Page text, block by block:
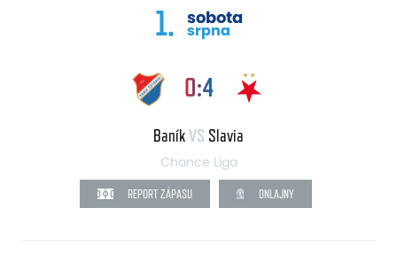
1. sobota
srpna
0:4
BaníkVS Slavia
Chance Liga
REPORT ZÁPASU ONLAJNY